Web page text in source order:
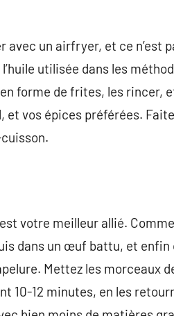
un airfryer, et ce n’est
utilisée dans les
forme de frites, les rincer,
et vos épices préférées.
votre meilleur allié.
dans un œuf battu, et enfin
Mettez les morceaux
10-12 minutes, en les